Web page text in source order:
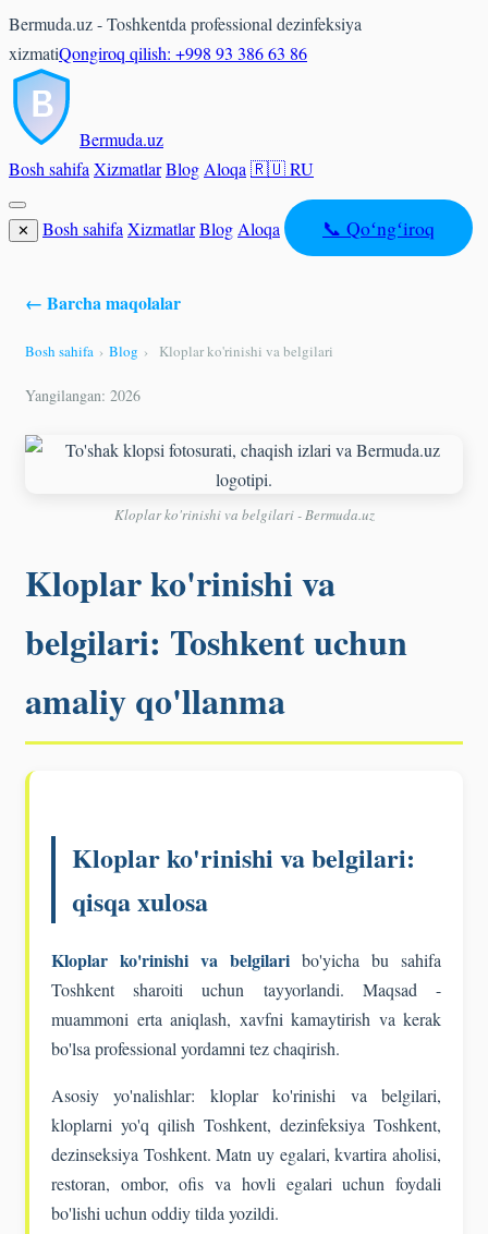
Bermuda.uz - Toshkentda professional dezinfeksiya
xizmatiQongiroq qilish: +998 93 386 63 86
Bermuda.uz
Bosh sahifa XizmatlarBlog Aloqa 🇷🇺 RU
✕ Bosh sahifa XizmatlarBlog Aloqa 📞 Qoʻngʻiroq
← Barcha maqolalar
Bosh sahifa › Blog › Kloplar ko'rinishi va belgilari
Yangilangan: 2026
Kloplar ko'rinishi va belgilari - Bermuda.uz
Kloplar ko'rinishi va
belgilari: Toshkent uchun
amaliy qo'llanma
Kloplar ko'rinishi va belgilari:
qisqa xulosa
Kloplar ko'rinishi va belgilari bo'yicha bu sahifa
Toshkent sharoiti uchun tayyorlandi. Maqsad -
muammoni erta aniqlash, xavfni kamaytirish va kerak
bo'lsa professional yordamni tez chaqirish.
Asosiy yo'nalishlar: kloplar ko'rinishi va belgilari,
kloplarni yo'q qilish Toshkent, dezinfeksiya Toshkent,
dezinseksiya Toshkent. Matn uy egalari, kvartira aholisi,
restoran, ombor, ofis va hovli egalari uchun foydali
bo'lishi uchun oddiy tilda yozildi.